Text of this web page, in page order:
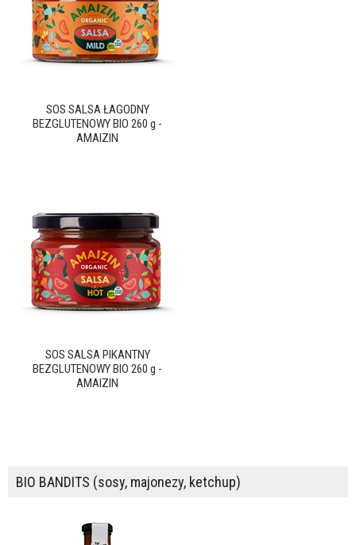
SOS SALSA ŁAGODNY
BEZGLUTENOWY BIO 260 g -
AMAIZIN
SOS SALSA PIKANTNY
BEZGLUTENOWY BIO 260 g -
AMAIZIN
BIO BANDITS (sosy, majonezy, ketchup)